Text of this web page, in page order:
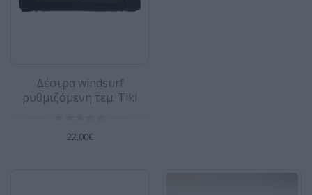
Ιμάντες 2,5μ σετ 2 τεμαχίων SurfCenter Υψηλής
Ιμάντες 4μ σετ 2 τεμαχίων SCK
Δέστρα windsurf
ρυθμιζόμενη τεμ. Tiki
22,00€